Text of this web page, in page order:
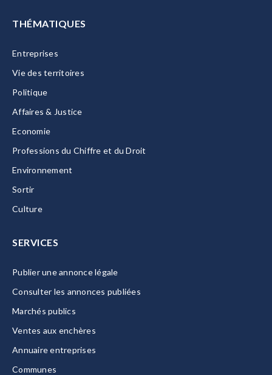
THÉMATIQUES
Entreprises
Vie des territoires
Politique
Affaires & Justice
Economie
Professions du Chiffre et du Droit
Environnement
Sortir
Culture
SERVICES
Publier une annonce légale
Consulter les annonces publiées
Marchés publics
Ventes aux enchères
Annuaire entreprises
Communes